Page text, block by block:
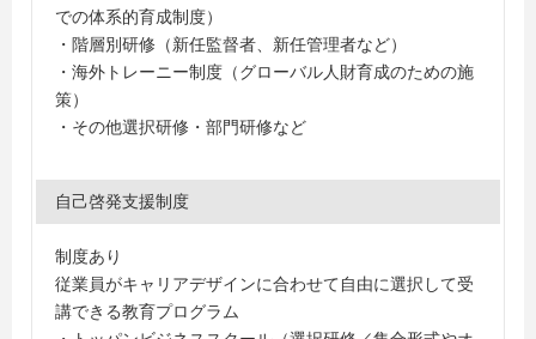
での体系的育成制度）
・階層別研修（新任監督者、新任管理者など）
・海外トレーニー制度（グローバル人財育成のための施
策）
・その他選択研修・部門研修など
自己啓発支援制度
制度あり
従業員がキャリアデザインに合わせて自由に選択して受
講できる教育プログラム